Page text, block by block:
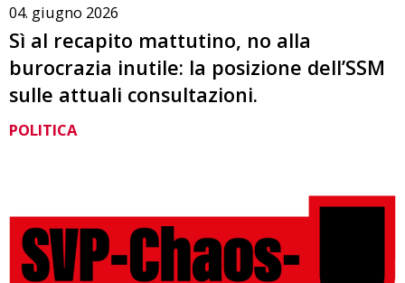
04. giugno 2026
Sì al recapito mattutino, no alla
burocrazia inutile: la posizione dell’SSM
sulle attuali consultazioni.
POLITICA